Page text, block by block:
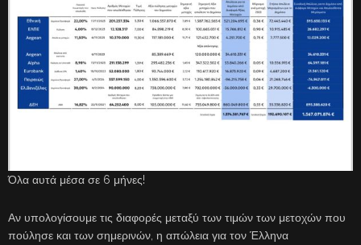
Όλα αυτά μέσα σε 6 μήνες!
Αν υπολογίσουμε τις διαφορές μεταξύ των τιμών των μετοχών που
πούλησε και των σημερινών, η απώλεια για τον Έλληνα